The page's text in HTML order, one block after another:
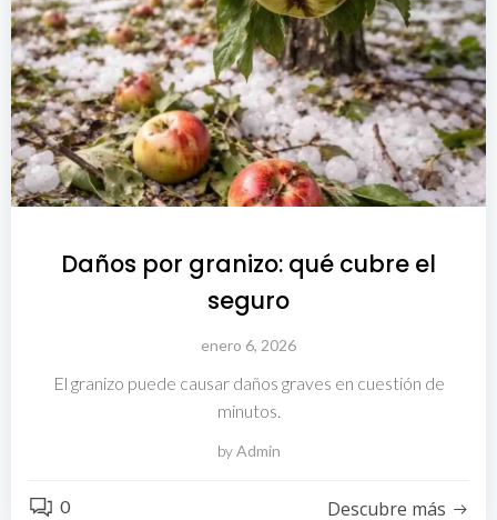
Daños por granizo: qué cubre el
seguro
enero 6, 2026
El granizo puede causar daños graves en cuestión de
minutos.
byAdmin
0 Descubre más